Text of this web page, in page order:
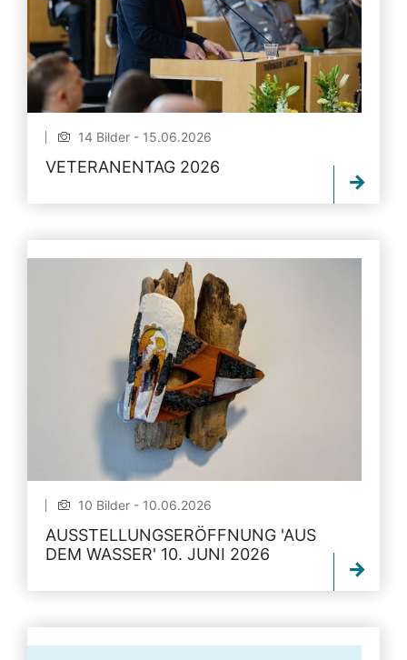
14 Bilder - 15.06.2026
VETERANENTAG 2026
10 Bilder - 10.06.2026
AUSSTELLUNGSERÖFFNUNG 'AUS
DEM WASSER' 10. JUNI 2026